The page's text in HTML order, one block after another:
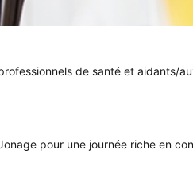
de santé et aidants/
pour une journée riche en